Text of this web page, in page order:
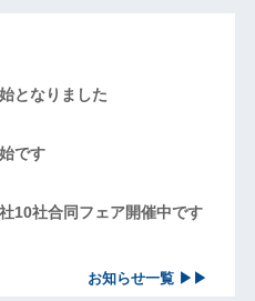
となりました
です
10社合同フェア開催中です
お知らせ一覧 ▶▶